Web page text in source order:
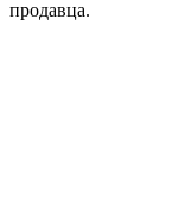
продавца.